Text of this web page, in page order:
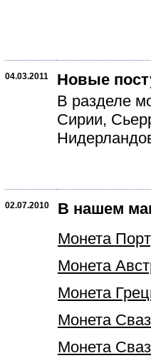
04.03.2011
Новые
В разделе
Сирии,
02.07.2010
В нашем
Монета
Монета
Монета
Монета
Монета